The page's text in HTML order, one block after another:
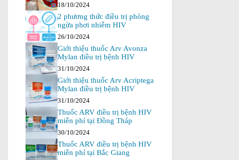
18/10/2024
2 phương thức điều trị phòng
ngừa phơi nhiễm HIV
26/10/2024
Giới thiệu thuốc Arv Avonza
Mylan điều trị bệnh HIV
31/10/2024
Giới thiệu thuốc Arv Acriptega
Mylan điều trị bệnh HIV
31/10/2024
Thuốc ARV điều trị bệnh HIV
miễn phí tại Đồng Tháp
30/10/2024
Thuốc ARV điều trị bệnh HIV
miễn phí tại Bắc Giang